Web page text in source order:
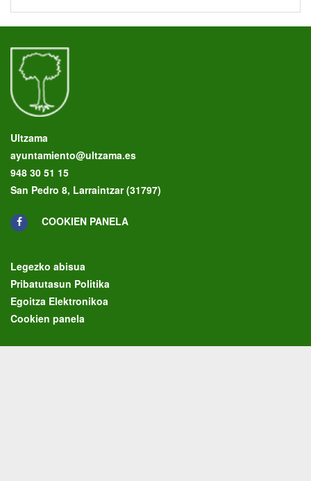
Ultzama
ayuntamiento@ultzama.es
948 30 51 15
San Pedro 8, Larraintzar (31797)
COOKIEN PANELA
Legezko abisua
Pribatutasun Politika
Egoitza Elektronikoa
Cookien panela